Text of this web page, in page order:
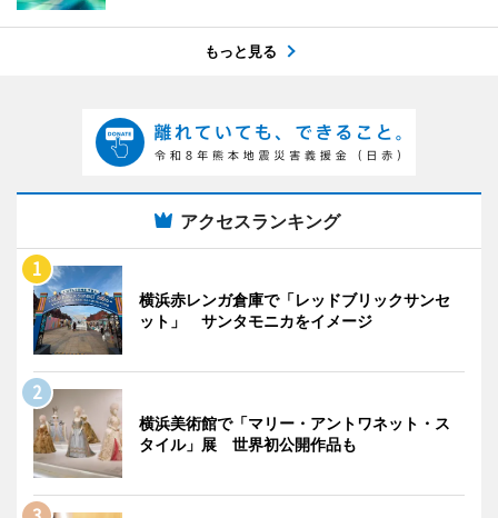
もっと見る
アクセスランキング
横浜赤レンガ倉庫で「レッドブリックサンセ
ット」 サンタモニカをイメージ
横浜美術館で「マリー・アントワネット・ス
タイル」展 世界初公開作品も